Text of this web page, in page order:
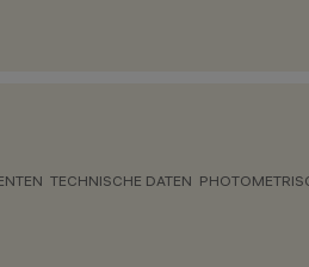
TECHNISCHE DATEN